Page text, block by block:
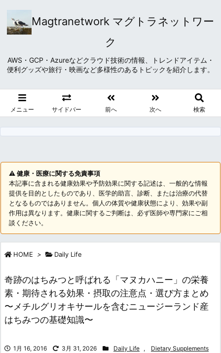
Magtranetwork マグトラネットワー
ク
AWS・GCP・Azureなどクラウド技術の情報、トレンドアイテム・
便利グッズや旅行・映画など多様性のあるトピックを紹介します。
メニュー サイドバー 前へ 次へ 検索
⚠️ 健康・医療に関する免責事項
本記事に含まれる健康効果や予防効果に関する記述は、一般的な情報
提供を目的としたものであり、医学的助言、診断、または治療の代替
となるものではありません。個人の体質や健康状態により、効果や副
作用は異なります。健康に関するご判断は、必ず医師や専門家にご相
談ください。
HOME > Daily Life
奇跡のはちみつと呼ばれる「マヌカハニー」の栄養
素・期待される効果・摂取の注意点・選び方まとめ
〜メチルグリオキサールを含むニュージーランド産
はちみつの基礎知識〜
1月 16, 2016 3月 31, 2026 Daily Life , Dietary Supplements